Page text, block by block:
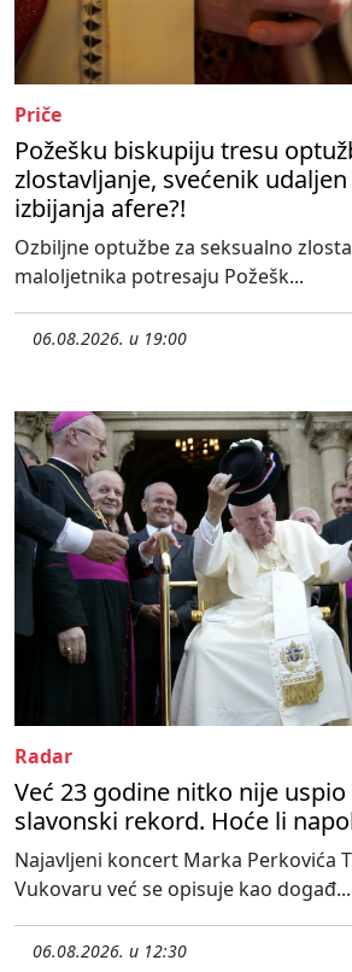
Priče
Požešku biskupiju tresu
zlostavljanje, svećenik
izbijanja afere?!
Ozbiljne optužbe za seksualno
maloljetnika potresaju Požešk...
06.08.2026. u 19:00
Radar
Već 23 godine nitko nije
slavonski rekord. Hoće li
Najavljeni koncert Marka Perkovića
Vukovaru već se opisuje kao događ...
06.08.2026. u 12:30